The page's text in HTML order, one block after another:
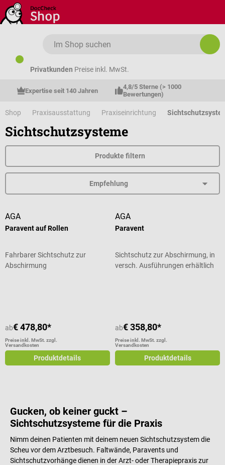
Zum Hauptinhalt springen
Privatkunden Preise inkl. MwSt.
Expertise seit 140 Jahren
4,8/5 Sterne (> 1000
Bewertungen)
Shop Praxisausstattung Praxiseinrichtung
Sichtschutzsysteme
Produkte filtern
AGA
Paravent auf Rollen
Fahrbarer Sichtschutz zur
Abschirmung
ab€ 478,80*
Preise inkl. MwSt. zzgl.
Versandkosten
Produktdetails
AGA
Paravent
Sichtschutz zur Abschirmung, in
versch. Ausführungen erhältlich
ab€ 358,80*
Preise inkl. MwSt. zzgl.
Versandkosten
Produktdetails
Gucken, ob keiner guckt –
Sichtschutzsysteme für die Praxis
Nimm deinen Patienten mit deinem neuen Sichtschutzsystem die
Scheu vor dem Arztbesuch. Faltwände, Paravents und
Sichtschutzvorhänge dienen in der Arzt- oder Therapiepraxis zur